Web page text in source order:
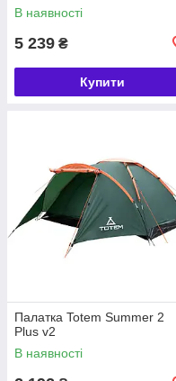
В наявності
5 239 ₴
Купити
Палатка Totem Summer 2
Plus v2
В наявності